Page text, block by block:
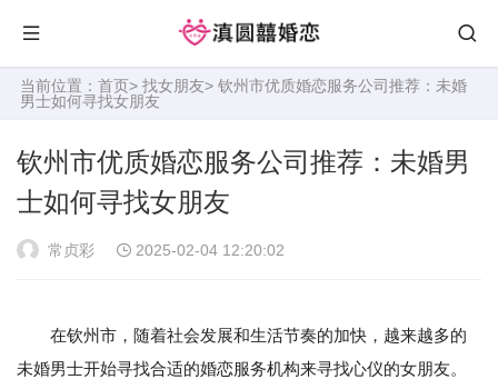
当前位置： 首页> 找女朋友> 钦州市优质婚恋服务公司推荐：未婚
男士如何寻找女朋友
钦州市优质婚恋服务公司推荐：未婚男
士如何寻找女朋友
常贞彩 2025-02-04 12:20:02
在钦州市，随着社会发展和生活节奏的加快，越来越多的
未婚男士开始寻找合适的婚恋服务机构来寻找心仪的女朋友。